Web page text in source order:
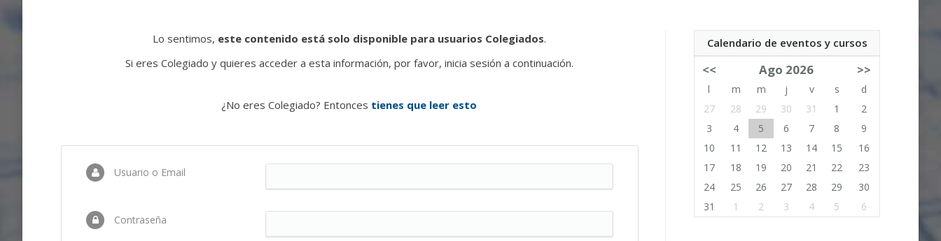
Lo sentimos, este contenido está solo disponible para usuarios Colegiados.
Si eres Colegiado y quieres acceder a esta información, por favor, inicia sesión a continuación.
¿No eres Colegiado? Entonces tienes que leer esto
Usuario o Email
Contraseña
Calendario de eventos y cursos
<< Ago 2026 >>
l m m j v s
d
27
28 29 30 31 1
2
3
4 5 6 7 8
9
10
11 12 13 14 15
16
17
18 19 20 21 22
23
24
25 26 27 28 29
30
31
1 2 3 4 5 6